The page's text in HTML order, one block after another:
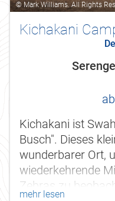
© Mark Williams. All Rights
Kichakani
Kichakani ist
Busch". Dieses
wunderbarer Ort,
wiederkehrende
Zebras zu
mehr lesen